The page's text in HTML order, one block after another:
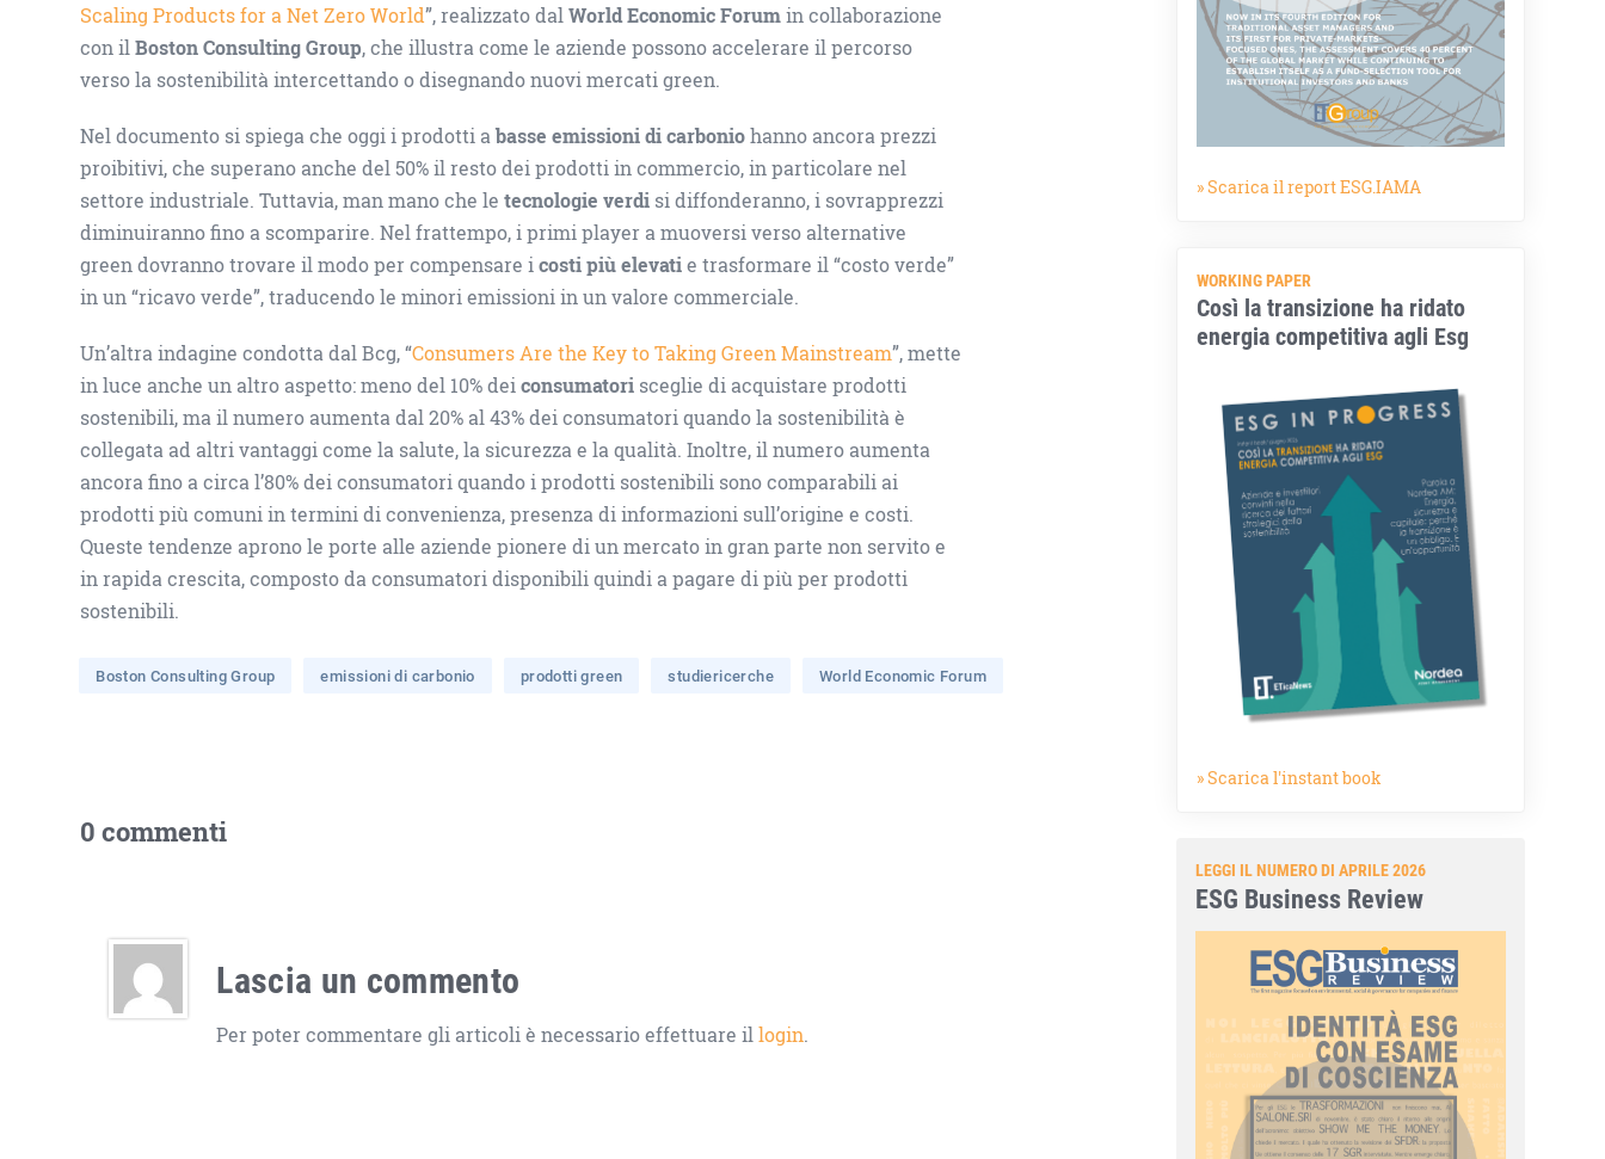
Scaling Products for a Net Zero World”, realizzato dalWorld Economic Forumin collaborazione
con ilBoston Consulting Group, che illustra come le aziende possono accelerare il percorso
verso la sostenibilità intercettando o disegnando nuovi mercati green.
Nel documento si spiega che oggi i prodotti abasse emissioni di carboniohanno ancora prezzi
proibitivi, che superano anche del 50% il resto dei prodotti in commercio, in particolare nel
settore industriale. Tuttavia, man mano che letecnologie verdi si diffonderanno, i sovrapprezzi
diminuiranno fino a scomparire. Nel frattempo, i primi player a muoversi verso alternative
green dovranno trovare il modo per compensare icosti più elevatie trasformare il “costo verde”
in un “ricavo verde”, traducendo le minori emissioni in un valore commerciale.
Un’altra indagine condotta dal Bcg, “Consumers Are the Key to Taking Green Mainstream”, mette
in luce anche un altro aspetto: meno del 10% deiconsumatori sceglie di acquistare prodotti
sostenibili, ma il numero aumenta dal 20% al 43% dei consumatori quando la sostenibilità è
collegata ad altri vantaggi come la salute, la sicurezza e la qualità. Inoltre, il numero aumenta
ancora fino a circa l’80% dei consumatori quando i prodotti sostenibili sono comparabili ai
prodotti più comuni in termini di convenienza, presenza di informazioni sull’origine e costi.
Queste tendenze aprono le porte alle aziende pionere di un mercato in gran parte non servito e
in rapida crescita, composto da consumatori disponibili quindi a pagare di più per prodotti
sostenibili.
Boston Consulting Group emissioni di carbonio prodotti green studiericerche World Economic Forum
0 commenti
Lascia un commento
Per poter commentare gli articoli è necessario effettuare illogin.
» Scarica il report ESG.IAMA
WORKING PAPER
Così la transizione ha ridato
energia competitiva agli Esg
» Scarica l'instant book
LEGGI IL NUMERO DI APRILE 2026
ESG Business Review